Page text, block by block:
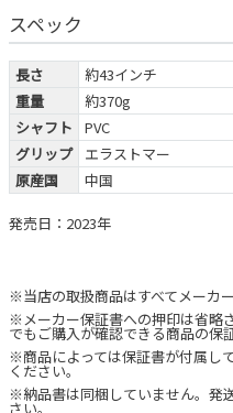
スペック
長さ
約43インチ
重量
約370g
シャフト
PVC
グリップ
エラストマー
原産国
中国
発売日：2023年
※当店の取扱商品はすべてメーカー
※メーカー保証書への押印は省略
でもご購入が確認できる商品の保
※商品によっては保証書が付属し
ください。
※納品書は同梱していません。発
さい。